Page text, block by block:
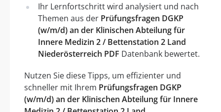
Ihr Lernfortschritt wird analysiert und nach
Themen aus der Prüfungsfragen DGKP
(w/m/d) an der Klinischen Abteilung für
Innere Medizin 2 / Bettenstation 2 Land
Niederösterreich PDF Datenbank bewertet.
Nutzen Sie diese Tipps, um effizienter und
schneller mit Ihrem Prüfungsfragen DGKP
(w/m/d) an der Klinischen Abteilung für Innere